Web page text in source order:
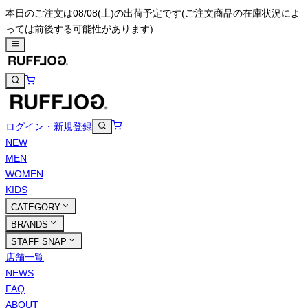
本日のご注文は08/08(土)の出荷予定です(ご注文商品の在庫状況によ
っては前後する可能性があります)
ログイン・新規登録
NEW
MEN
WOMEN
KIDS
CATEGORY
BRANDS
STAFF SNAP
店舗一覧
NEWS
FAQ
ABOUT